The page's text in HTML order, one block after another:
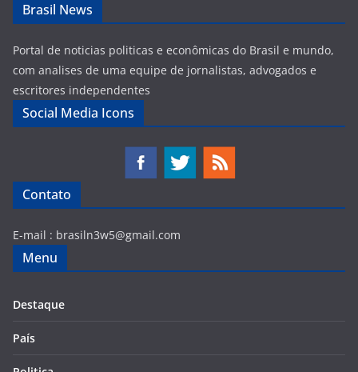
Brasil News
Portal de noticias politicas e econômicas do Brasil e mundo,
com analises de uma equipe de jornalistas, advogados e
escritores independentes
Social Media Icons
Contato
E-mail : brasiln3w5@gmail.com
Menu
Destaque
País